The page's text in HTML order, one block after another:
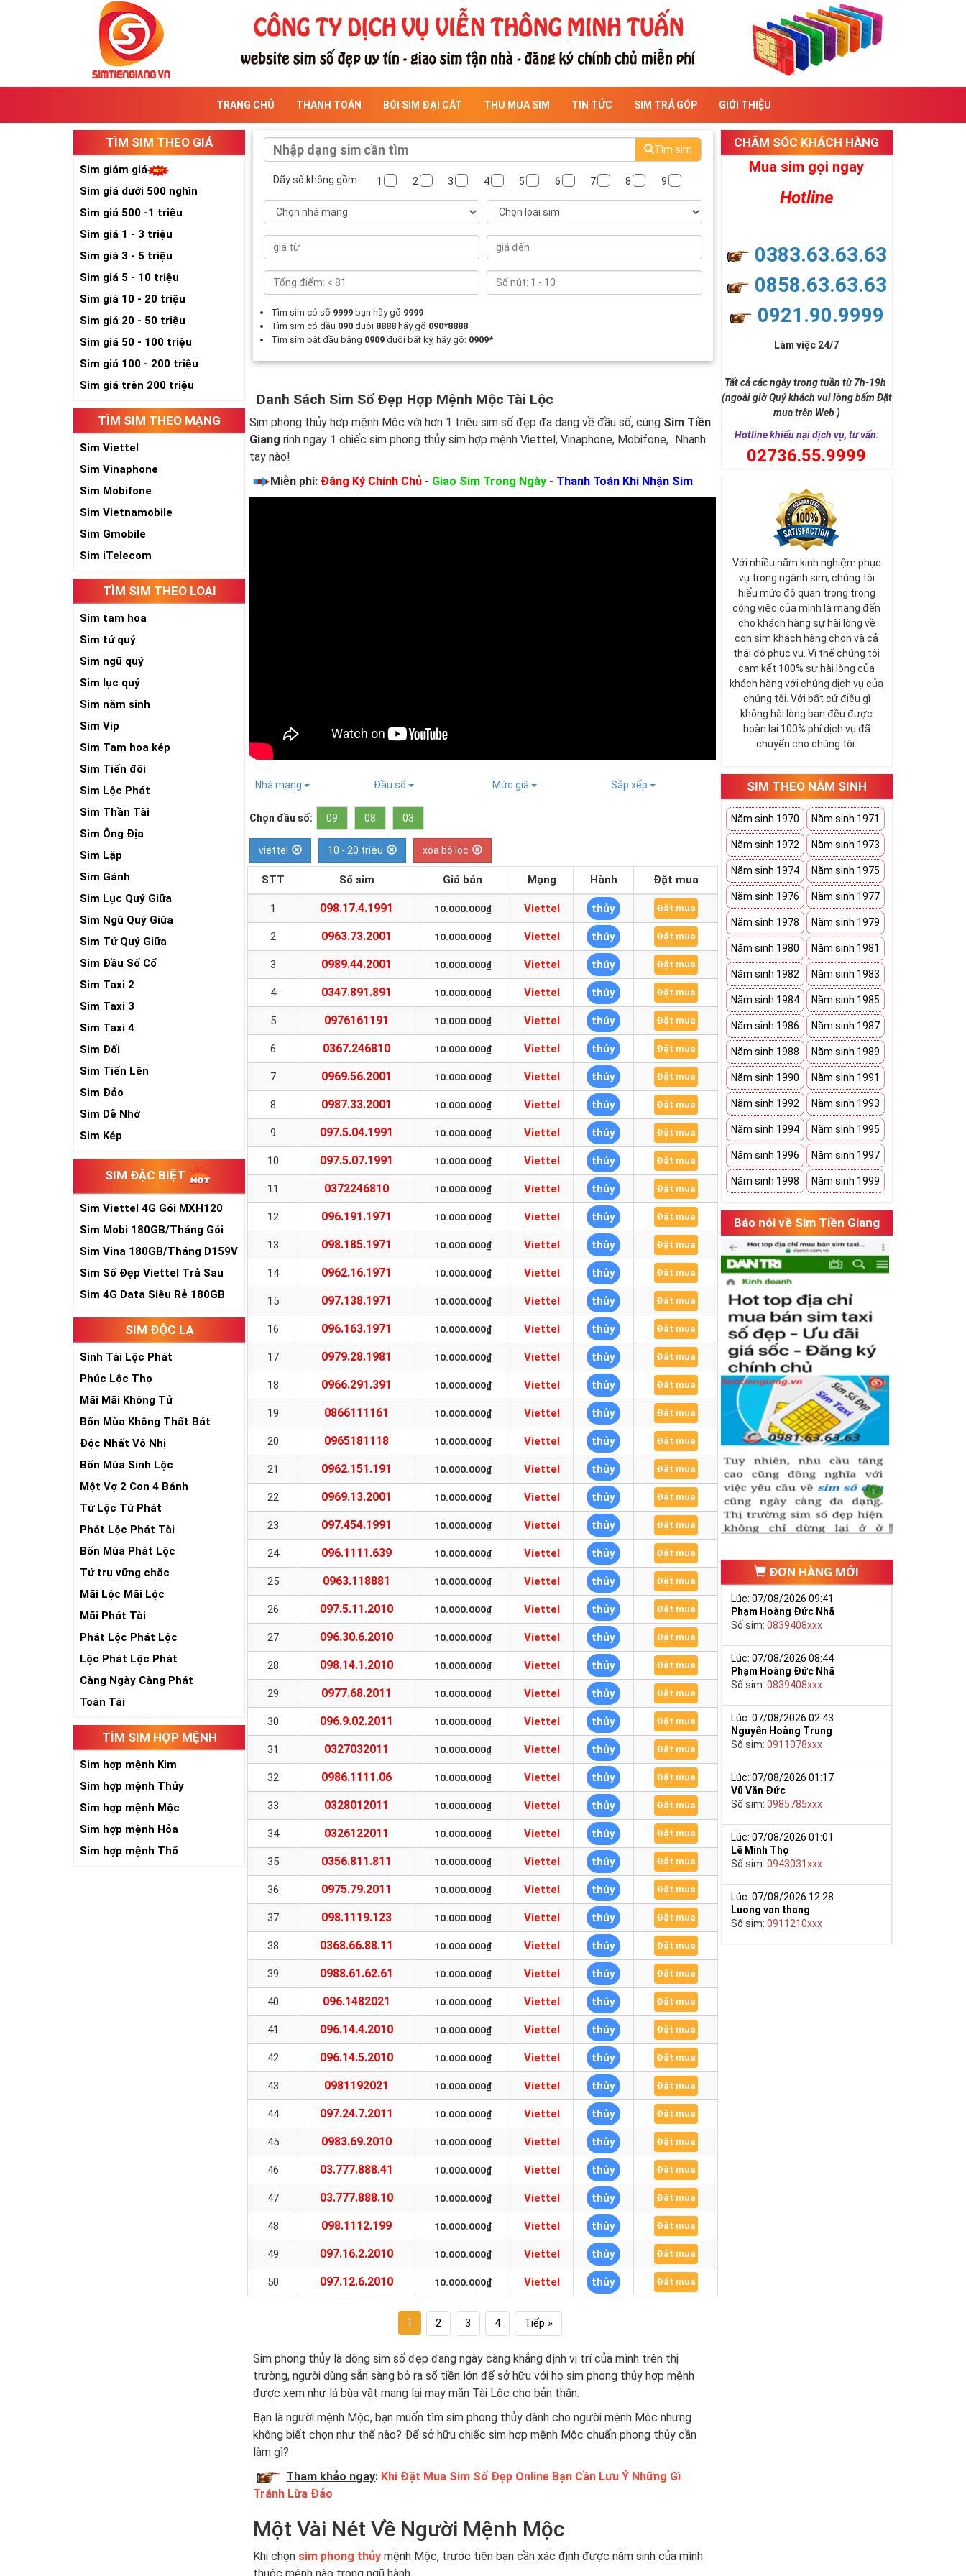
TRANG CHỦ THANH TOÁN BÓI SIM ĐẠI CÁT THU MUA SIM TIN TỨC SIM TRẢ GÓP GIỚI THIỆU
TÌM SIM THEO GIÁ
Sim giảm giá
Sim giá dưới 500 nghìn
Sim giá 500 -1 triệu
Sim giá 1 - 3 triệu
Sim giá 3 - 5 triệu
Sim giá 5 - 10 triệu
Sim giá 10 - 20 triệu
Sim giá 20 - 50 triệu
Sim giá 50 - 100 triệu
Sim giá 100 - 200 triệu
Sim giá trên 200 triệu
TÌM SIM THEO MẠNG
Sim Viettel
Sim Vinaphone
Sim Mobifone
Sim Vietnamobile
Sim Gmobile
Sim iTelecom
TÌM SIM THEO LOẠI
Sim tam hoa
Sim tứ quý
Sim ngũ quý
Sim lục quý
Sim năm sinh
Sim Vip
Sim Tam hoa kép
Sim Tiến đôi
Sim Lộc Phát
Sim Thần Tài
Sim Ông Địa
Sim Lặp
Sim Gánh
Sim Lục Quý Giữa
Sim Ngũ Quý Giữa
Sim Tứ Quý Giữa
Sim Đầu Số Cổ
Sim Taxi 2
Sim Taxi 3
Sim Taxi 4
Sim Đối
Sim Tiến Lên
Sim Đảo
Sim Dễ Nhớ
Sim Kép
SIM ĐẶC BIỆT
Sim Viettel 4G Gói MXH120
Siêu Rẻ
Sim Mobi 180GB/Tháng Gói
TK159
Sim Vina 180GB/Tháng D159V
Sim Số Đẹp Viettel Trả Sau
Sim 4G Data Siêu Rẻ 180GB
SIM ĐỘC LẠ
Sinh Tài Lộc Phát
Phúc Lộc Thọ
Mãi Mãi Không Tử
Bốn Mùa Không Thất Bát
Độc Nhất Vô Nhị
Bốn Mùa Sinh Lộc
Một Vợ 2 Con 4 Bánh
Tứ Lộc Tứ Phát
Phát Lộc Phát Tài
Bốn Mùa Phát Lộc
Tứ trụ vững chắc
Mãi Lộc Mãi Lộc
Mãi Phát Tài
Phát Lộc Phát Lộc
Lộc Phát Lộc Phát
Càng Ngày Càng Phát
Toàn Tài
TÌM SIM HỢP MỆNH
Sim hợp mệnh Kim
Sim hợp mệnh Thủy
Sim hợp mệnh Mộc
Sim hợp mệnh Hỏa
Sim hợp mệnh Thổ
Tìm sim
Dãy số không gồm: 1 2 3 4 5 6 7 8 9
Tìm sim có số 9999 bạn hãy gõ 9999
Tìm sim có đầu 090đuôi 8888 hãy gõ 090*8888
Tìm sim bắt đầu bằng 0909 đuôi bất kỳ, hãy gõ: 0909*
Danh Sách Sim Số Đẹp Hợp Mệnh Mộc Tài Lộc
Sim phong thủy hợp mệnh Mộc với hơn 1 triệu sim số đẹp đa dạng về đầu số, cùng Sim Tiền
Giang rinh ngay 1 chiếc sim phong thủy sim hợp mệnh Viettel, Vinaphone, Mobifone,...Nhanh
tay nào!
Miễn phí: Đăng Ký Chính Chủ - Giao Sim Trong Ngày - Thanh Toán Khi Nhận Sim
Nhà mạng Đầu số Mức giá Sắp xếp
Chọn đầu số: 09 08 03
viettel 10 - 20 triệu xóa bộ lọc
STT Số sim Giá bán Mạng Hành Đặt mua
1 098.17.4.1991 10.000.000₫ Viettel thủy Đặt mua
2 0963.73.2001 10.000.000₫ Viettel thủy Đặt mua
3 0989.44.2001 10.000.000₫ Viettel thủy Đặt mua
4 0347.891.891 10.000.000₫ Viettel thủy Đặt mua
5 0976161191 10.000.000₫ Viettel thủy Đặt mua
6 0367.246810 10.000.000₫ Viettel thủy Đặt mua
7 0969.56.2001 10.000.000₫ Viettel thủy Đặt mua
8 0987.33.2001 10.000.000₫ Viettel thủy Đặt mua
9 097.5.04.1991 10.000.000₫ Viettel thủy Đặt mua
10 097.5.07.1991 10.000.000₫ Viettel thủy Đặt mua
11 0372246810 10.000.000₫ Viettel thủy Đặt mua
12 096.191.1971 10.000.000₫ Viettel thủy Đặt mua
13 098.185.1971 10.000.000₫ Viettel thủy Đặt mua
14 0962.16.1971 10.000.000₫ Viettel thủy Đặt mua
15 097.138.1971 10.000.000₫ Viettel thủy Đặt mua
16 096.163.1971 10.000.000₫ Viettel thủy Đặt mua
17 0979.28.1981 10.000.000₫ Viettel thủy Đặt mua
18 0966.291.391 10.000.000₫ Viettel thủy Đặt mua
19 0866111161 10.000.000₫ Viettel thủy Đặt mua
20 0965181118 10.000.000₫ Viettel thủy Đặt mua
21 0962.151.191 10.000.000₫ Viettel thủy Đặt mua
22 0969.13.2001 10.000.000₫ Viettel thủy Đặt mua
23 097.454.1991 10.000.000₫ Viettel thủy Đặt mua
24 096.1111.639 10.000.000₫ Viettel thủy Đặt mua
25 0963.118881 10.000.000₫ Viettel thủy Đặt mua
26 097.5.11.2010 10.000.000₫ Viettel thủy Đặt mua
27 096.30.6.2010 10.000.000₫ Viettel thủy Đặt mua
28 098.14.1.2010 10.000.000₫ Viettel thủy Đặt mua
29 0977.68.2011 10.000.000₫ Viettel thủy Đặt mua
30 096.9.02.2011 10.000.000₫ Viettel thủy Đặt mua
31 0327032011 10.000.000₫ Viettel thủy Đặt mua
32 0986.1111.06 10.000.000₫ Viettel thủy Đặt mua
33 0328012011 10.000.000₫ Viettel thủy Đặt mua
34 0326122011 10.000.000₫ Viettel thủy Đặt mua
35 0356.811.811 10.000.000₫ Viettel thủy Đặt mua
36 0975.79.2011 10.000.000₫ Viettel thủy Đặt mua
37 098.1119.123 10.000.000₫ Viettel thủy Đặt mua
38 0368.66.88.11 10.000.000₫ Viettel thủy Đặt mua
39 0988.61.62.61 10.000.000₫ Viettel thủy Đặt mua
40 096.1482021 10.000.000₫ Viettel thủy Đặt mua
41 096.14.4.2010 10.000.000₫ Viettel thủy Đặt mua
42 096.14.5.2010 10.000.000₫ Viettel thủy Đặt mua
43 0981192021 10.000.000₫ Viettel thủy Đặt mua
44 097.24.7.2011 10.000.000₫ Viettel thủy Đặt mua
45 0983.69.2010 10.000.000₫ Viettel thủy Đặt mua
46 03.777.888.41 10.000.000₫ Viettel thủy Đặt mua
47 03.777.888.10 10.000.000₫ Viettel thủy Đặt mua
48 098.1112.199 10.000.000₫ Viettel thủy Đặt mua
49 097.16.2.2010 10.000.000₫ Viettel thủy Đặt mua
50 097.12.6.2010 10.000.000₫ Viettel thủy Đặt mua
1 2 3 4 Tiếp »
Sim phong thủy là dòng sim số đẹp đang ngày càng khẳng định vị trí của mình trên thị
trường, người dùng sẵn sàng bỏ ra số tiền lớn để sở hữu với họ sim phong thủy hợp mệnh
được xem như lá bùa vật mang lại may mắn Tài Lộc cho bản thân.
Bạn là người mệnh Mộc, bạn muốn tìm sim phong thủy dành cho người mệnh Mộc nhưng
không biết chọn như thế nào? Để sở hữu chiếc sim hợp mệnh Mộc chuẩn phong thủy cần
làm gì?
Tham khảo ngay: Khi Đặt Mua Sim Số Đẹp Online Bạn Cần Lưu Ý Những Gì
Tránh Lừa Đảo
Một Vài Nét Về Người Mệnh Mộc
Khi chọn sim phong thủy mệnh Mộc, trước tiên bạn cần xác định được năm sinh của mình
CHĂM SÓC KHÁCH HÀNG
Mua sim gọi ngay
Hotline
0383.63.63.63
0858.63.63.63
0921.90.9999
Làm việc 24/7
Tất cả các ngày trong tuần từ 7h-19h
(ngoài giờ Quý khách vui lòng bấm Đặt
mua trên Web )
Hotline khiếu nại dịch vụ, tư vấn:
02736.55.9999
Với nhiều năm kinh nghiệm phục
vụ trong ngành sim, chúng tôi
hiểu mức độ quan trọng trong
công việc của mình là mang đến
cho khách hàng sự hài lòng về
con sim khách hàng chọn và cả
thái độ phục vụ. Vì thế chúng tôi
cam kết 100% sự hài lòng của
khách hàng với chúng dịch vụ của
chúng tôi. Với bất cứ điều gì
không hài lòng bạn đều được
hoàn lại 100% phí dịch vụ đã
chuyển cho chúng tôi.
SIM THEO NĂM SINH
Năm sinh 1970 Năm sinh 1971
Năm sinh 1972 Năm sinh 1973
Năm sinh 1974 Năm sinh 1975
Năm sinh 1976 Năm sinh 1977
Năm sinh 1978 Năm sinh 1979
Năm sinh 1980 Năm sinh 1981
Năm sinh 1982 Năm sinh 1983
Năm sinh 1984 Năm sinh 1985
Năm sinh 1986 Năm sinh 1987
Năm sinh 1988 Năm sinh 1989
Năm sinh 1990 Năm sinh 1991
Năm sinh 1992 Năm sinh 1993
Năm sinh 1994 Năm sinh 1995
Năm sinh 1996 Năm sinh 1997
Năm sinh 1998 Năm sinh 1999
Báo nói về Sim Tiền Giang
ĐƠN HÀNG MỚI
Lúc: 07/08/2026 09:41
Phạm Hoàng Đức Nhã
Số sim:0839408xxx
Lúc: 07/08/2026 08:44
Phạm Hoàng Đức Nhã
Số sim:0839408xxx
Lúc: 07/08/2026 02:43
Nguyễn Hoàng Trung
Số sim:0911078xxx
Lúc: 07/08/2026 01:17
Vũ Văn Đức
Số sim:0985785xxx
Lúc: 07/08/2026 01:01
Lê Minh Thọ
Số sim:0943031xxx
Lúc: 07/08/2026 12:28
Luong van thang
Số sim:0911210xxx